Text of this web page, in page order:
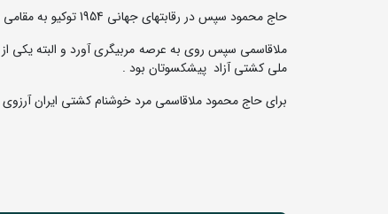
حاج محمود سپس در رقابتهای جهانی 1954 توکیو به مقامی دست نیافت و با دوبنده تیم ملی خداحافظی کرد .
ملاقاسمی سپس روی به عرصه مربیگری آورد و البته یکی
ملی کشتی آزاد پیشکسوتان بود .
برای حاج محمود ملاقاسمی مرد خوشنام کشتی ایران